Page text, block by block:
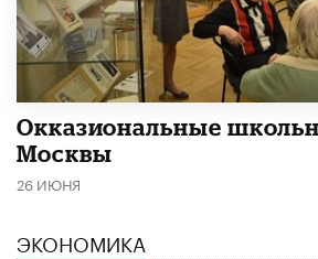
​Окказиональные
Москвы
26 ИЮНЯ
ЭКОНОМИКА